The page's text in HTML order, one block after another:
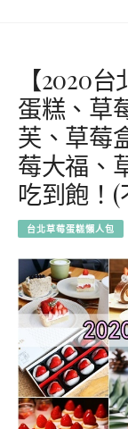
【2020
蛋糕、草
芙、草莓
莓大福、
吃到飽！
台北草莓蛋糕懶人包